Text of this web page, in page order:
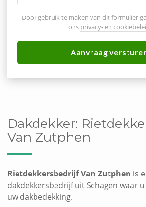
Door gebruik te maken van dit formulier
ons privacy- en
Aanvraag
Dakdekker:
Van Zutphen
Rietdekkersbedrijf Van Zutphen is
dakdekkersbedrijf uit Schagen waar
uw dakbedekking.